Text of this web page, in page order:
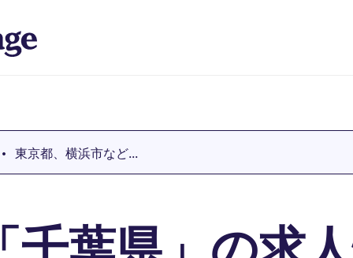
東京都、横浜市など...